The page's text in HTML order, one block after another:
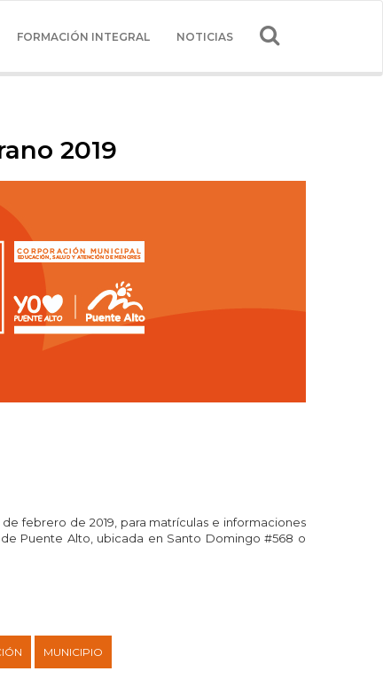
FORMACIÓN INTEGRAL NOTICIAS
2019
febrero de 2019, para matrículas e informaciones
Puente Alto, ubicada en Santo Domingo #568 o
MUNICIPIO